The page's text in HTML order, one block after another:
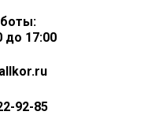
до 17:00
92-85